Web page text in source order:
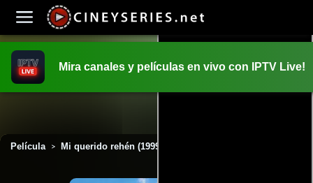
Mira canales y películas en vivo con IPTV Live!
Película > Mi querido rehén (1999)